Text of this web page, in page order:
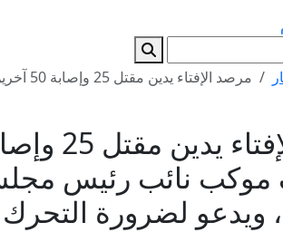
مرصد الإفتاء يدين مقتل 25 وإصابة 50 آخرين في انفجا...
موكب نائب رئيس
ويدعو لضرورة